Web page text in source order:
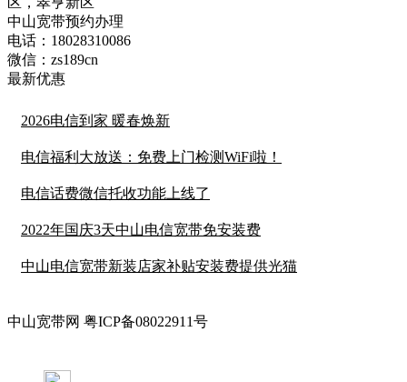
中山宽带预约办理
电话： 18028310086
微信： zs189cn
最新优惠
2026电信到家 暖春焕新
电信福利大放送：免费上门检测WiFi啦！
电信话费微信托收功能上线了
2022年国庆3天中山电信宽带免安装费
中山电信宽带新装店家补贴安装费提供光猫
中山宽带网 粤ICP备08022911号